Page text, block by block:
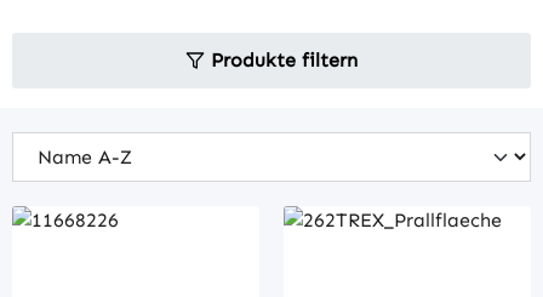
Produkte filtern